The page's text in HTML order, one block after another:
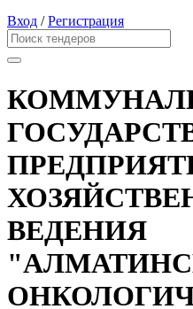
Вход /Регистрация
ВЕДЕНИЯ